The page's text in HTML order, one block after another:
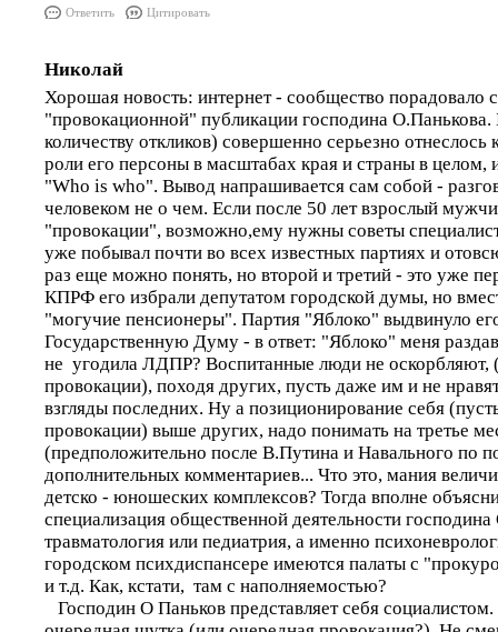
Ответить Цитировать
Николай
Хорошая новость: интернет - сообщество порадовало
"провокационной" публикации господина
количеству откликов) совершенно серьезно
роли его персоны в масштабах края и страны в целом,
"Who is who". Вывод напрашивается сам собой -
человеком не о чем. Если после 50 лет взрослый
"провокации", возможно,ему нужны советы
уже побывал почти во всех известных партиях и
раз еще можно понять, но второй и третий - это уже
КПРФ его избрали депутатом городской думы, но
"могучие пенсионеры". Партия "Яблоко" выдвинуло
Государственную Думу - в ответ: "Яблоко" меня
не угодила ЛДПР? Воспитанные люди не оскорбляют,
провокации), походя других, пусть даже им и не
взгляды последних. Ну а позиционирование себя
провокации) выше других, надо понимать на третье
(предположительно после В.Путина и Навального по
дополнительных комментариев... Что это, мания
детско - юношеских комплексов? Тогда вполне
специализация общественной деятельности
травматология или педиатрия, а именно
городском психдиспансере имеются палаты с
и т.д. Как, кстати, там с наполняемостью?
Господин О Паньков представляет себя